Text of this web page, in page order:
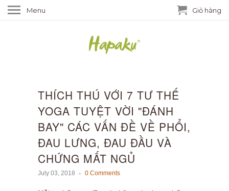
THÍCH THÚ VỚI 7 TƯ THẾ
YOGA TUYỆT VỜI "ĐÁNH
BAY" CÁC VẤN ĐỀ VỀ PHỔI,
ĐAU LƯNG, ĐAU ĐẦU VÀ
CHỨNG MẤT NGỦ
July 03, 2018 0 Comments
Menu Giỏ hàng